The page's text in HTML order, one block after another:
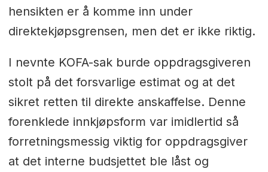
hensikten er å komme inn under
direktekjøpsgrensen, men det er ikke riktig.
I nevnte KOFA-sak burde oppdragsgiveren
stolt på det forsvarlige estimat og at det
sikret retten til direkte anskaffelse. Denne
forenklede innkjøpsform var imidlertid så
forretningsmessig viktig for oppdragsgiver
at det interne budsjettet ble låst og